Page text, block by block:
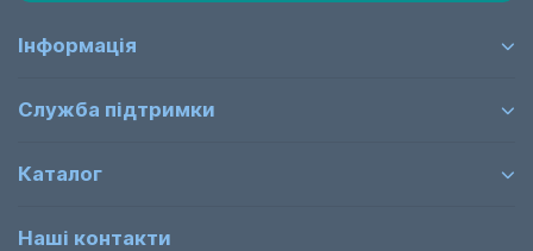
Інформація
Служба підтримки
Каталог
Наші контакти